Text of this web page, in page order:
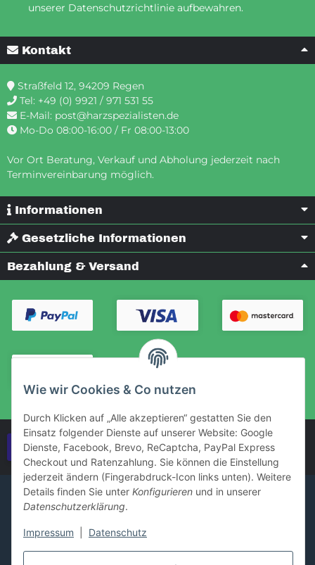
Wie wir Cookies & Co nutzen
Durch Klicken auf „Alle akzeptieren“ gestatten Sie den
Einsatz folgender Dienste auf unserer Website: Google
Dienste, Facebook, Brevo, ReCaptcha, PayPal Express
Checkout und Ratenzahlung. Sie können die Einstellung
jederzeit ändern (Fingerabdruck-Icon links unten). Weitere
Details finden Sie unter Konfigurieren und in unserer
Datenschutzerklärung.
Impressum Datenschutz
unserer Datenschutzrichtlinie aufbewahren.
Kontakt
Straßfeld 12, 94209 Regen
Tel: +49 (0) 9921 / 971 531 55
E-Mail: post@harzspezialisten.de
Mo-Do 08:00-16:00 / Fr 08:00-13:00
Vor Ort Beratung, Verkauf und Abholung jederzeit nach
Terminvereinbarung möglich.
Informationen
Gesetzliche Informationen
Bezahlung & Versand
Vertrag widerrufen